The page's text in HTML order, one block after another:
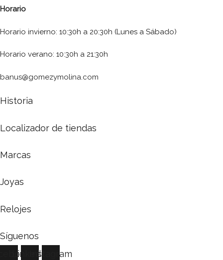
Horario
Horario invierno: 10:30h a 20:30h (Lunes a Sábado)
Horario verano: 10:30h a 21:30h
banus@gomezymolina.com
Historia
Localizador de tiendas
Marcas
Joyas
Relojes
Síguenos
LinkedinInstagram